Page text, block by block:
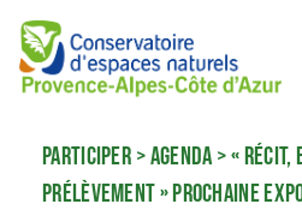
PARTICIPER >AGENDA >« RÉCIT,
PRÉLÈVEMENT » PROCHAINE